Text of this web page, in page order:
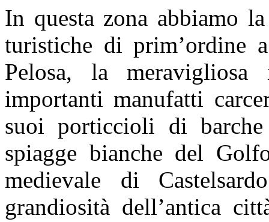
In questa zona abbiamo
turistiche di prim’ordine
Pelosa, la
importanti manufatti
suoi porticcioli di
spiagge bianche del
medievale di
grandiosità dell’antica